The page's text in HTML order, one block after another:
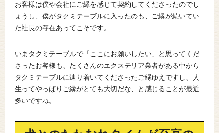
お客様は僕や会社にご縁を感じて契約してくださったのでし
ょうし、僕がタクミテーブルに入ったのも、ご縁が続いてい
た社長の存在あってこそです。
いまタクミテーブルで「ここにお願いしたい」と思ってくだ
さったお客様も、たくさんのエクステリア業者がある中から
タクミテーブルに辿り着いてくださったご縁ゆえですし、人
生ってやっぱりご縁がとても大切だな、と感じることが最近
多いですね。